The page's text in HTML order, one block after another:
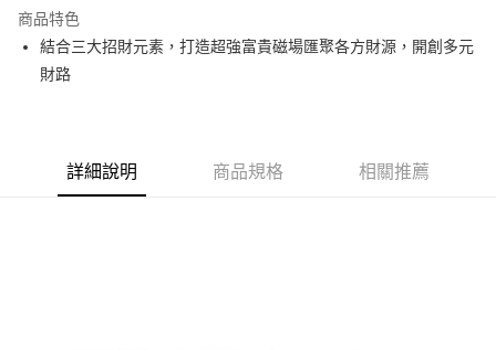
商品特色
結合三大招財元素，打造超強富貴磁場匯聚各方財源，開創多元
財路
詳細說明 商品規格 相關推薦